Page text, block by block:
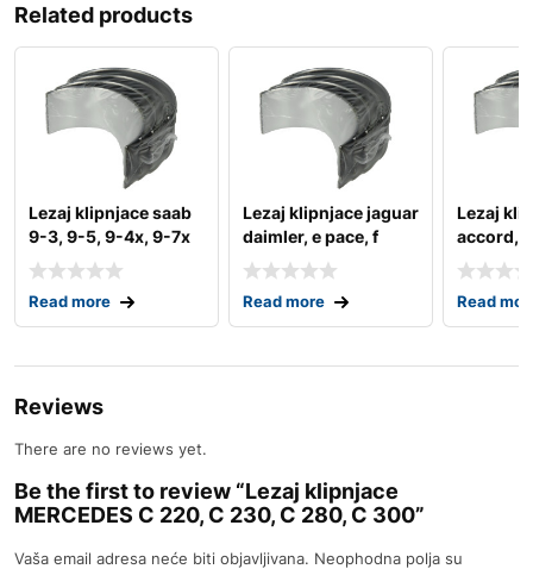
Related products
Lezaj klipnjace saab
9-3, 9-5, 9-4x, 9-7x
Read more
Lezaj klipnjace jaguar
daimler, e pace, f
pace, f type,
Read more
Lezaj
accord,
city,
Read
Reviews
There are no reviews yet.
Be the first to review “Lezaj klipnjace
MERCEDES C 220, C 230, C 280, C 300”
Vaša email adresa neće biti objavljivana. Neophodna polja su